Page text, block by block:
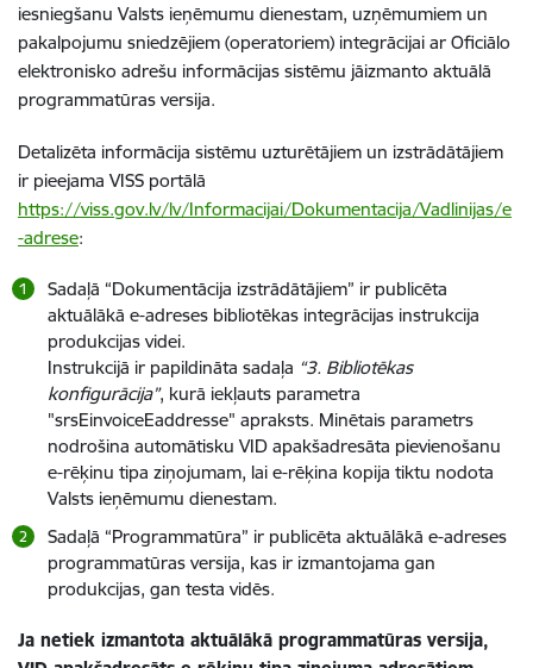
iesniegšanu Valsts ieņēmumu dienestam, uzņēmumiem un
pakalpojumu sniedzējiem (operatoriem) integrācijai ar Oficiālo
elektronisko adrešu informācijas sistēmu jāizmanto aktuālā
programmatūras versija.
Detalizēta informācija sistēmu uzturētājiem un izstrādātājiem
ir pieejama VISS portālā
https://viss.gov.lv/lv/Informacijai/Dokumentacija/Vadlinijas/e
-adrese:
Sadaļā “Dokumentācija izstrādātājiem” ir publicēta
aktuālākā e-adreses bibliotēkas integrācijas instrukcija
produkcijas videi.
Instrukcijā ir papildināta sadaļa “3. Bibliotēkas
konfigurācija”, kurā iekļauts parametra
"srsEinvoiceEaddresse" apraksts. Minētais parametrs
nodrošina automātisku VID apakšadresāta pievienošanu
e-rēķinu tipa ziņojumam, lai e-rēķina kopija tiktu nodota
Valsts ieņēmumu dienestam.
Sadaļā “Programmatūra” ir publicēta aktuālākā e-adreses
programmatūras versija, kas ir izmantojama gan
produkcijas, gan testa vidēs.
Ja netiek izmantota aktuālākā programmatūras versija,